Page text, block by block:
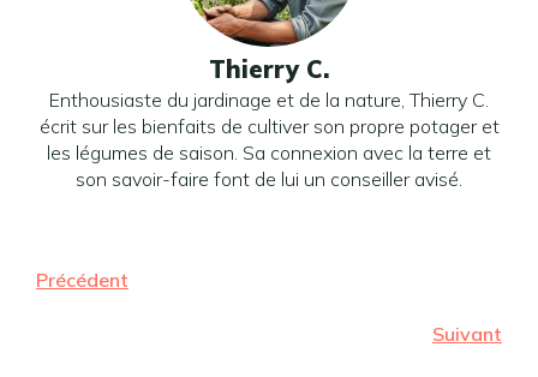
Thierry C.
Enthousiaste du jardinage et de la nature, Thierry C.
écrit sur les bienfaits de cultiver son propre potager et
les légumes de saison. Sa connexion avec la terre et
son savoir-faire font de lui un conseiller avisé.
Précédent
Suivant